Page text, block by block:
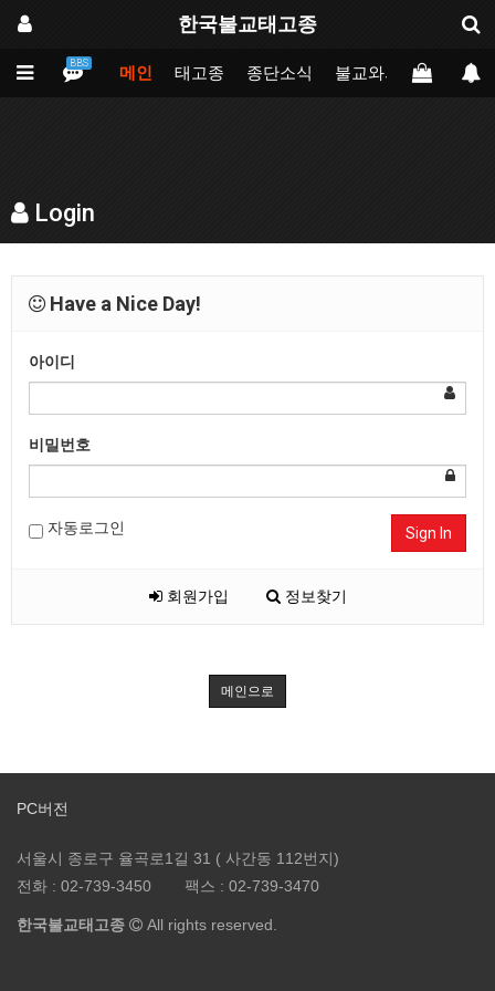
한국불교태고종
BBS
메인 태고종 종단소식 불교와의만남 업
Login
Have a Nice Day!
아이디
비밀번호
자동로그인 Sign In
회원가입 정보찾기
메인으로
PC버전
서울시 종로구 율곡로1길 31 ( 사간동 112번지)
전화 : 02-739-3450 팩스 : 02-739-3470
한국불교태고종 All rights reserved.